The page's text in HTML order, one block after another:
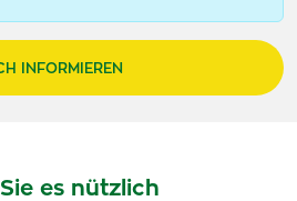
INFORMIEREN
es nützlich